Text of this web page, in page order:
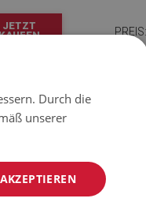
JETZT
PREIS:
Durch die
unserer